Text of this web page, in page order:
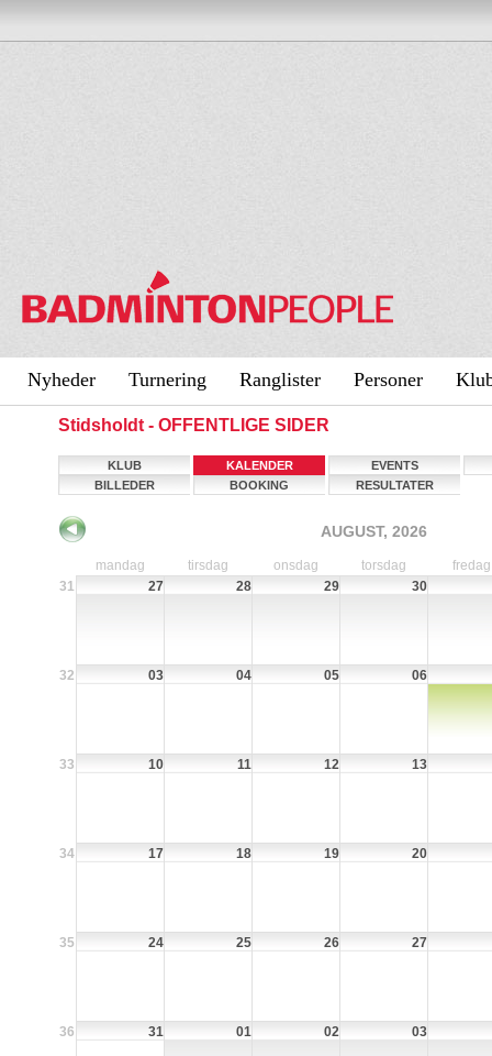
Nyheder Turnering Ranglister Personer
Stidsholdt - OFFENTLIGE SIDER
KLUB KALENDER
EVENTS
BILLEDER
BOOKING RESULTATER
AUGUST, 2026
mandag tirsdag onsdag torsdag
fredag
31
27 28 29 30
32 03 04 05 06
33 10 11 12 13
34 17 18 19 20
35 24 25 26 27
36 31 01 02 03